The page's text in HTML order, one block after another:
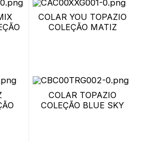
COLAR YOU TOPAZIO
COLEÇÃO MATIZ
COLAR TOPAZIO
COLEÇÃO BLUE SKY